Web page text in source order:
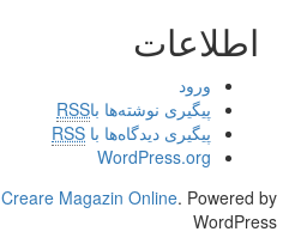
اطلاعات
ورود
پیگیری نوشته‌ها باRSS
پیگیری دیدگاه‌ها با RSS
WordPress.org
Creare Magazin Online. Powered by
WordPress